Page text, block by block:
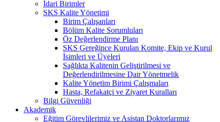
İdari Birimler
SKS Kalite Yönetimi
Birim Çalışanları
Bölüm Kalite Sorumluları
Öz Değerlendirme Planı
SKS Gereğince Kurulan Komite, Ekip ve Kurul
İsimleri ve Üyeleri
Sağlıkta Kalitenin Geliştirilmesi ve
Değerlendirilmesine Dair Yönetmelik
Kalite Yönetim Birimi Çalışmaları
Hasta, Refakatçi ve Ziyaret Kuralları
Bilgi Güvenliği
Akademik
Eğitim Görevlilerimiz ve Asistan Doktorlarımız